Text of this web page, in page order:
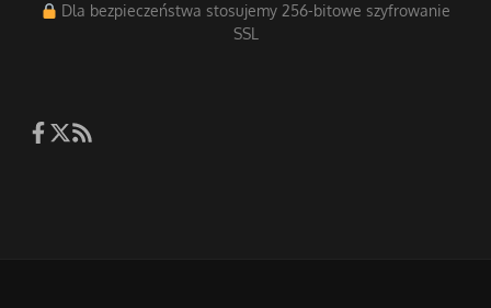
Dla bezpieczeństwa stosujemy 256-bitowe szyfrowanie
SSL